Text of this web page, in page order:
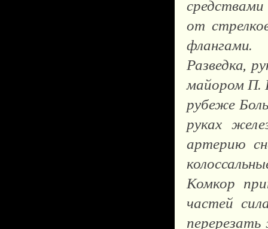
от
флангами.
Разведка,
майором П.
рубеже
руках
артерию
Комкор
частей